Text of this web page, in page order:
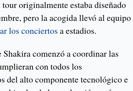
originalmente estaba diseñado
pero la acogida llevó al equipo
los conciertos a estadios.
comenzó a coordinar las
con todos los
del alto componente tecnológico e